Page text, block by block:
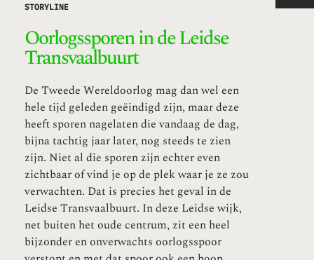
STORYLINE
Oorlogssporen in de Leidse
Transvaalbuurt
De Tweede Wereldoorlog mag dan wel een
hele tijd geleden geëindigd zijn, maar deze
heeft sporen nagelaten die vandaag de dag,
bijna tachtig jaar later, nog steeds te zien
zijn. Niet al die sporen zijn echter even
zichtbaar of vind je op de plek waar je ze zou
verwachten. Dat is precies het geval in de
Leidse Transvaalbuurt. In deze Leidse wijk,
net buiten het oude centrum, zit een heel
bijzonder en onverwachts oorlogsspoor